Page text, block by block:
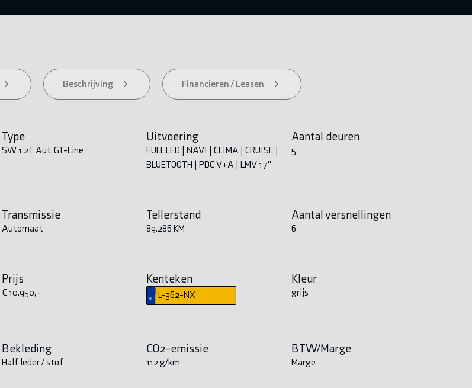
Beschrijving Financieren / Leasen
Type
SW 1.2T Aut. GT-Line
Uitvoering
FULL LED | NAVI | CLIMA | CRUISE |
BLUETOOTH | PDC V+A | LMV 17''
Aantal deuren
5
Transmissie
Automaat
Tellerstand
89.286 KM
Aantal versnellingen
6
Prijs
€ 10.950,-
Kenteken
L-362-NX
Kleur
grijs
Bekleding
Half leder / stof
CO2-emissie
112 g/km
BTW/Marge
Marge